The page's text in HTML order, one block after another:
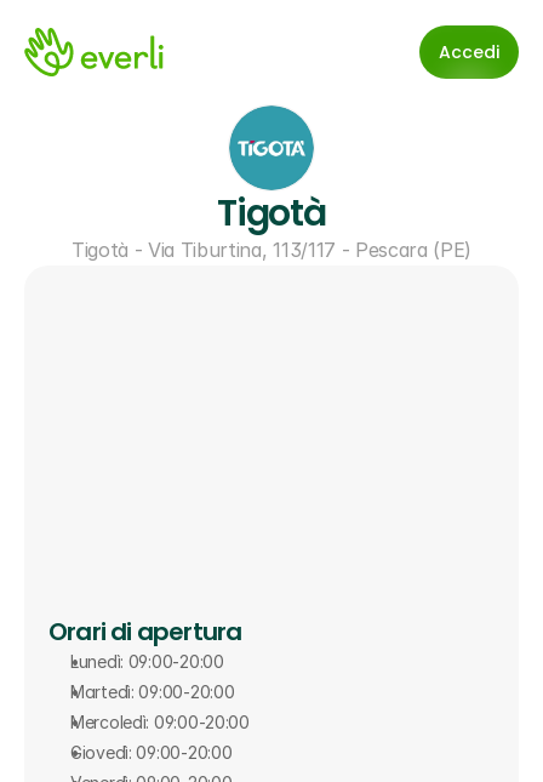
Accedi
Tigotà
Tigotà - Via Tiburtina, 113/117 - Pescara (PE)
Orari di apertura
Lunedì: 09:00-20:00
Martedì: 09:00-20:00
Mercoledì: 09:00-20:00
Giovedì: 09:00-20:00